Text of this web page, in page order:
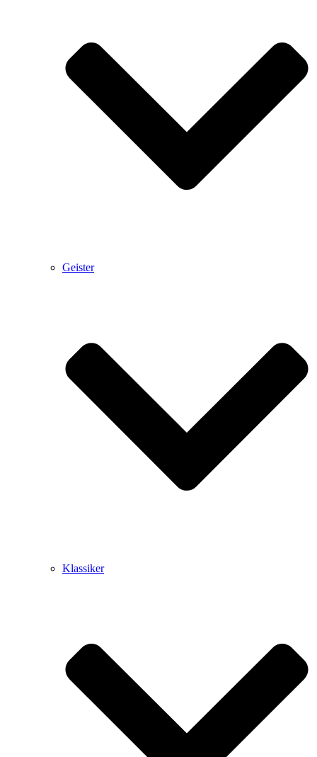
Geister
Klassiker